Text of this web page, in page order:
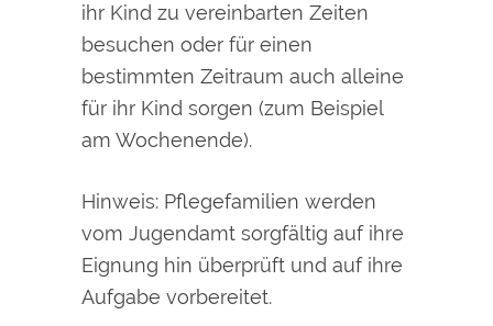
ihr Kind zu vereinbarten Zeiten
besuchen oder für einen
bestimmten Zeitraum auch alleine
für ihr Kind sorgen (zum Beispiel
am Wochenende).
Hinweis: Pflegefamilien werden
vom Jugendamt sorgfältig auf ihre
Eignung hin überprüft und auf ihre
Aufgabe vorbereitet.